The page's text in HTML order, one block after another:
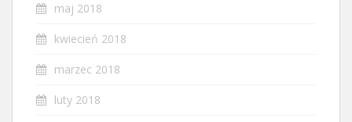
maj 2018
kwiecień 2018
marzec 2018
luty 2018